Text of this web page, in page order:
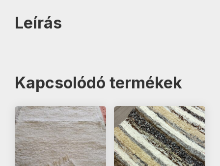
Leírás
Kapcsolódó termékek